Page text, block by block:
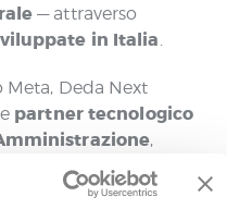
— attraverso
in Italia.
Meta, Deda Next
partner tecnologico
,
degli obiettivi del
e alla